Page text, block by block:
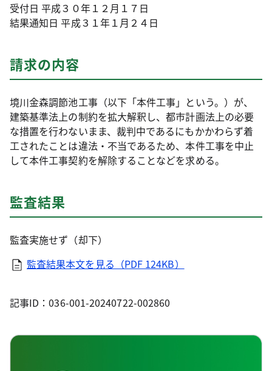
受付日 平成３０年１２月１７日
結果通知日 平成３１年１月２４日
請求の内容
境川金森調節池工事（以下「本件工事」という。）が、
建築基準法上の制約を拡大解釈し、都市計画法上の必要
な措置を行わないまま、裁判中であるにもかかわらず着
工されたことは違法・不当であるため、本件工事を中止
して本件工事契約を解除することなどを求める。
監査結果
監査実施せず（却下）
監査結果本文を見る（PDF 124KB）
記事ID：036-001-20240722-002860